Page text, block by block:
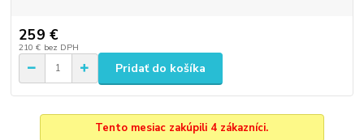
259 €
210 € bez DPH
Pridať do košíka
Tento mesiac zakúpili 4 zákazníci.